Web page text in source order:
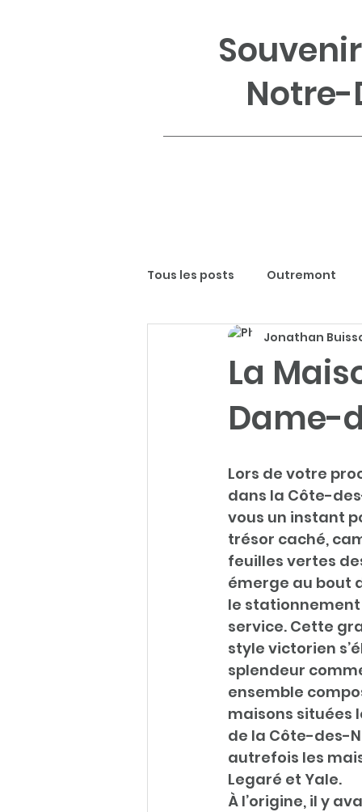
Tous les posts Outremont
La
Dame-
Jonathan
Lors de votre
dans la Côte-
vous un instant
trésor caché,
feuilles vertes
émerge au bout
le
service. Cette
style victorien
splendeur
ensemble
maisons situées
de la Côte-des-
autrefois les
Legaré et Yale.
À l’origine, il y